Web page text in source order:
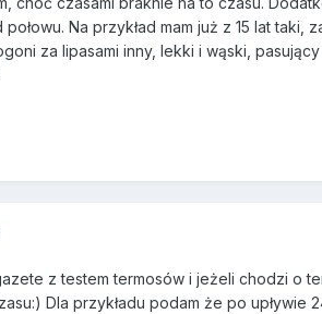
Na przykład mam już z 15 lat
za lipasami inny, lekki i wąski,
z testem termosów i jeżeli chodzi o
Dla przykładu podam że po